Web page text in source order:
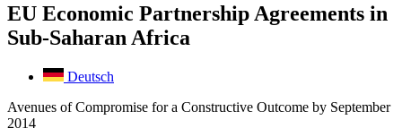
EU Economic Partnership Agreements in
Sub-Saharan Africa
Deutsch
Avenues of Compromise for a Constructive Outcome by September
2014